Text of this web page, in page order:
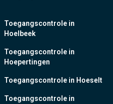
Toegangscontrole in
Hoelbeek
Toegangscontrole in
Hoepertingen
Toegangscontrole in Hoeselt
Toegangscontrole in